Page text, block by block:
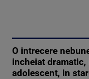
O intrecere
incheiat
adolescent, in